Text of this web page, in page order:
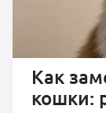
Как
кошки: